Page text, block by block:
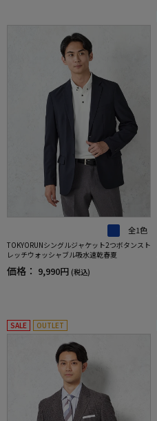
全1色
TOKYORUNシングルジャケット2つボタンスト
レッチウォッシャブル吸水速乾春夏
価格： 9,990円 (税込)
SALE OUTLET